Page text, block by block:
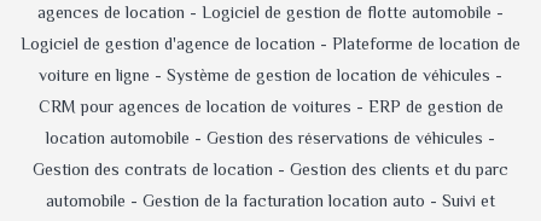
agences de location - Logiciel de gestion de flotte automobile -
Logiciel de gestion d'agence de location - Plateforme de location de
voiture en ligne - Système de gestion de location de véhicules -
CRM pour agences de location de voitures - ERP de gestion de
location automobile - Gestion des réservations de véhicules -
Gestion des contrats de location - Gestion des clients et du parc
automobile - Gestion de la facturation location auto - Suivi et